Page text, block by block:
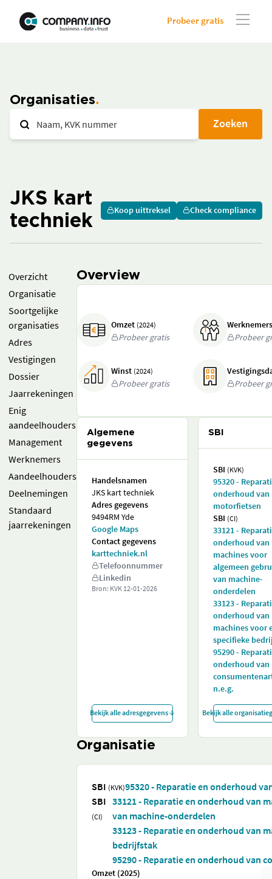
Probeer gratis
Organisaties
Zoeken
JKS kart
techniek
Koop uittreksel Check compliance
Overzicht
Organisatie
Soortgelijke
organisaties
Adres
Vestigingen
Dossier
Jaarrekeningen
Enig
aandeelhouders
Management
Werknemers
Aandeelhouders
Deelnemingen
Standaard
jaarrekeningen
Overview
Omzet (2024)
Probeer gratis
Probeer
Winst (2024)
Probeer gratis
Probeer
Algemene
gegevens
Handelsnamen
JKS kart techniek
Adres gegevens
9494RM Yde
Google Maps
Contact gegevens
karttechniek.nl
Telefoonnummer
Linkedin
Bron: KVK 12-01-2026
Bekijk alle adresgegevens
SBI
SBI (KVK)
95320 -
onderhoud van
motorfietsen
SBI (CI)
33121 -
onderhoud van
machines voor
algemeen
van machine-
onderdelen
33123 -
onderhoud van
machines voor
specifieke
95290 -
onderhoud van
n.e.g.
Bekijk alle
Organisatie
SBI (KVK)95320 - Reparatie en onderhoud
SBI
(CI)
33121 - Reparatie en onderhoud van
van machine-onderdelen
33123 - Reparatie en onderhoud van
bedrijfstak
95290 - Reparatie en onderhoud van
Omzet (2025)